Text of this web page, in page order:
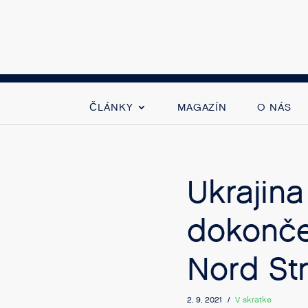
ČLÁNKY MAGAZÍN O NÁS
Nord
2. 9. 2021 / V skratke